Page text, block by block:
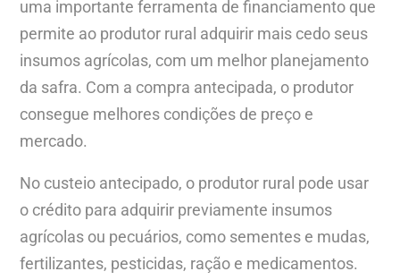
uma importante ferramenta de financiamento que
permite ao produtor rural adquirir mais cedo seus
insumos agrícolas, com um melhor planejamento
da safra. Com a compra antecipada, o produtor
consegue melhores condições de preço e
mercado.
No custeio antecipado, o produtor rural pode usar
o crédito para adquirir previamente insumos
agrícolas ou pecuários, como sementes e mudas,
fertilizantes, pesticidas, ração e medicamentos.